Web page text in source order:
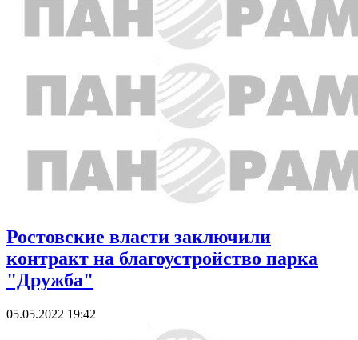
Ростовские власти заключили
контракт на благоустройство парка
"Дружба"
05.05.2022 19:42